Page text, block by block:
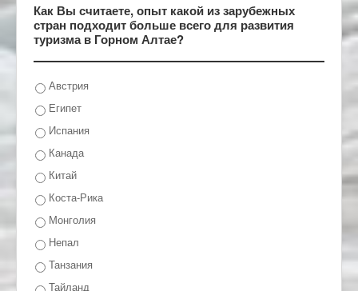
Как Вы считаете, опыт какой из зарубежных
стран подходит больше всего для развития
туризма в Горном Алтае?
Австрия
Египет
Испания
Канада
Китай
Коста-Рика
Монголия
Непал
Танзания
Тайланд